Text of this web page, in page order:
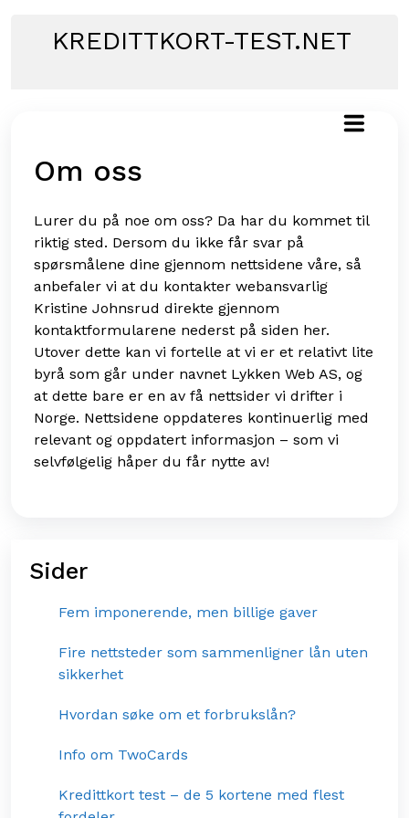
KREDITTKORT-TEST.NET
Om oss
Lurer du på noe om oss? Da har du kommet til
riktig sted. Dersom du ikke får svar på
spørsmålene dine gjennom nettsidene våre, så
anbefaler vi at du kontakter webansvarlig
Kristine Johnsrud direkte gjennom
kontaktformularene nederst på siden her.
Utover dette kan vi fortelle at vi er et relativt lite
byrå som går under navnet Lykken Web AS, og
at dette bare er en av få nettsider vi drifter i
Norge. Nettsidene oppdateres kontinuerlig med
relevant og oppdatert informasjon – som vi
selvfølgelig håper du får nytte av!
Sider
Fem imponerende, men billige gaver
Fire nettsteder som sammenligner lån uten
sikkerhet
Hvordan søke om et forbrukslån?
Info om TwoCards
Kredittkort test – de 5 kortene med flest